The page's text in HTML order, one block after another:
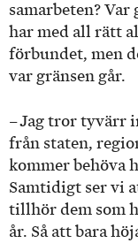
samarbeten?
har med all rätt
förbundet, men
var gränsen går.
– Jag tror tyvärr
från staten,
kommer behöva
Samtidigt ser vi
tillhör dem som
år. Så att bara